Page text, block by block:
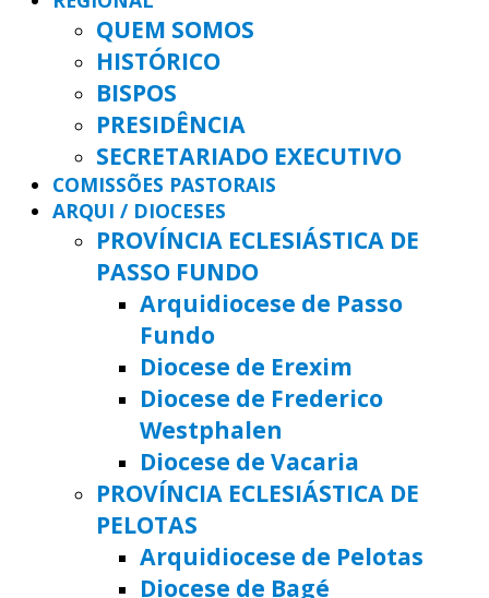
QUEM SOMOS
HISTÓRICO
BISPOS
PRESIDÊNCIA
SECRETARIADO EXECUTIVO
COMISSÕES PASTORAIS
ARQUI / DIOCESES
PROVÍNCIA ECLESIÁSTICA DE
PASSO FUNDO
Arquidiocese de Passo
Fundo
Diocese de Erexim
Diocese de Frederico
Westphalen
Diocese de Vacaria
PROVÍNCIA ECLESIÁSTICA DE
PELOTAS
Arquidiocese de Pelotas
Diocese de Bagé